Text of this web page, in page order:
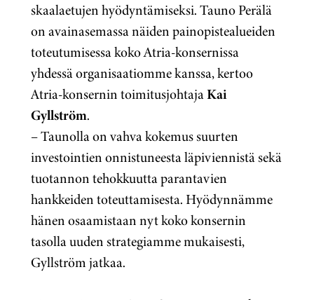
skaalaetujen hyödyntämiseksi. Tauno Perälä
on avainasemassa näiden painopistealueiden
toteutumisessa koko Atria-konsernissa
yhdessä organisaatiomme kanssa, kertoo
Atria-konsernin toimitusjohtajaKai
Gyllström.
– Taunolla on vahva kokemus suurten
investointien onnistuneesta läpiviennistä sekä
tuotannon tehokkuutta parantavien
hankkeiden toteuttamisesta. Hyödynnämme
hänen osaamistaan nyt koko konsernin
tasolla uuden strategiamme mukaisesti,
Gyllström jatkaa.